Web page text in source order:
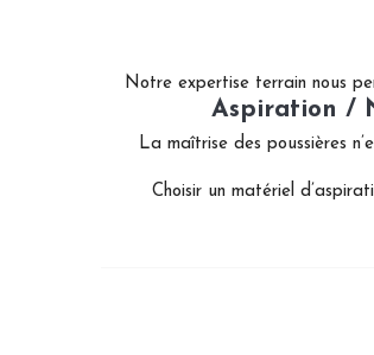
Notre expertise terrain nous
Aspiration /
La maîtrise des poussières
Choisir un matériel